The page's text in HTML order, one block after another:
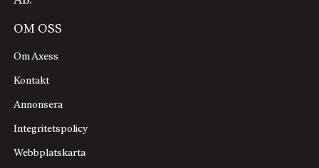
OM OSS
Om Axess
Kontakt
Annonsera
Integritetspolicy
Webbplatskarta